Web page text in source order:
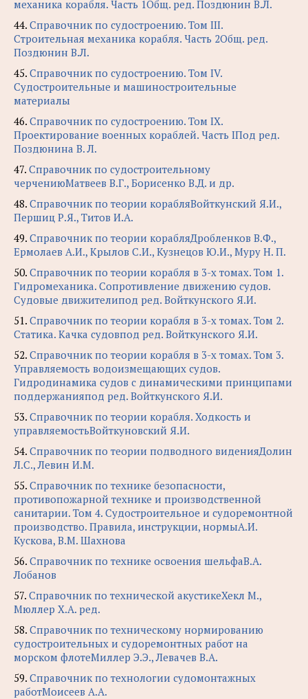
механика корабля. Часть 1Общ. ред. Поздюнин В.Л.
44. Справочник по судостроению. Том III.
Строительная механика корабля. Часть 2Общ. ред.
Поздюнин В.Л.
45. Справочник по судостроению. Том IV.
Судостроительные и машиностроительные
материалы
46. Справочник по судостроению. Том IX.
Проектирование военных кораблей. Часть IПод ред.
Поздюнина В. Л.
47. Справочник по судостроительному
черчениюМатвеев В.Г., Борисенко В.Д. и др.
48. Справочник по теории корабляВойткунский Я.И.,
Першиц Р.Я., Титов И.А.
49. Справочник по теории корабляДробленков В.Ф.,
Ермолаев А.И., Крылов С.И., Кузнецов Ю.И., Муру Н. П.
50. Справочник по теории корабля в 3-х томах. Том 1.
Гидромеханика. Сопротивление движению судов.
Судовые движителипод ред. Войткунского Я.И.
51. Справочник по теории корабля в 3-х томах. Том 2.
Статика. Качка судовпод ред. Войткунского Я.И.
52. Справочник по теории корабля в 3-х томах. Том 3.
Управляемость водоизмещающих судов.
Гидродинамика судов с динамическими принципами
поддержанияпод ред. Войткунского Я.И.
53. Справочник по теории корабля. Ходкость и
управляемостьВойткуновский Я.И.
54. Справочник по теории подводного виденияДолин
Л.С., Левин И.М.
55. Справочник по технике безопасности,
противопожарной технике и производственной
санитарии. Том 4. Судостроительное и судоремонтной
производство. Правила, инструкции, нормыА.И.
Кускова, В.М. Шахнова
56. Справочник по технике освоения шельфаВ.А.
Лобанов
57. Справочник по технической акустикеХекл М.,
Мюллер Х.А. ред.
58. Справочник по техническому нормированию
судостроительных и судоремонтных работ на
морском флотеМиллер Э.Э., Левачев В.А.
59. Справочник по технологии судомонтажных
работМоисеев А.А.